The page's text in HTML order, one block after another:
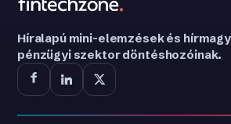
Híralapú mini-elemzések és
pénzügyi szektor döntéshozóinak.